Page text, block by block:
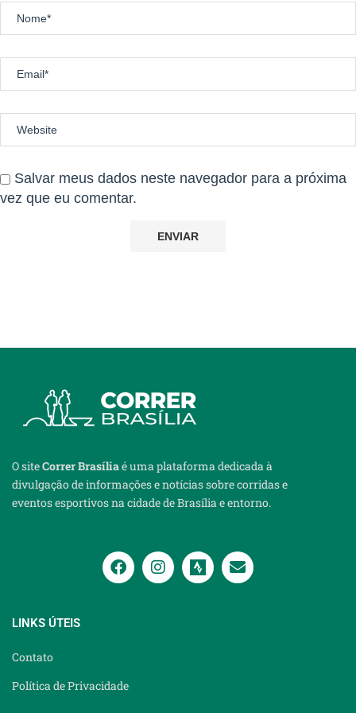
Salvar meus dados neste navegador para a próxima
vez que eu comentar.
O siteCorrer Brasíliaé uma plataforma dedicada à
divulgação de informações e notícias sobre corridas e
eventos esportivos na cidade de Brasília e entorno.
LINKS ÚTEIS
Contato
Política de Privacidade